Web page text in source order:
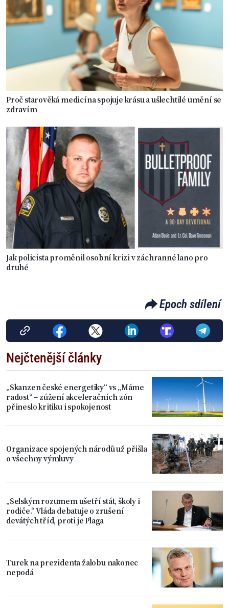
Proč starověká medicína spojuje krásu a ušlechtilé umění se
zdravím
Jak policista proměnil osobní krizi v záchranné lano pro
druhé
Epoch sdílení
Nejčtenější články
„Skanzen české energetiky“ vs „Máme
radost“ – zúžení akceleračních zón
přineslo kritiku i spokojenost
Organizace spojených národů už přišla
o všechny výmluvy
„Selským rozumem ušetří stát, školy i
rodiče.“ Vláda debatuje o zrušení
devátých tříd, proti je Plaga
Turek na prezidenta žalobu nakonec
nepodá